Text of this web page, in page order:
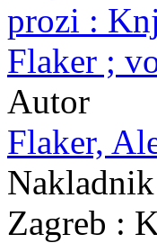
prozi :
Flaker ;
Autor
Flaker,
Nakladnik
Zagreb :